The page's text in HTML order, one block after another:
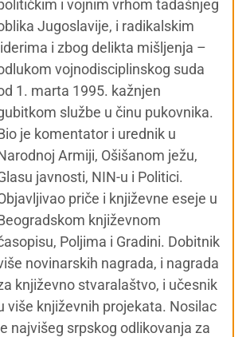
i vojnim vrhom tadašnjeg
Jugoslavije, i radikalskim
i zbog delikta mišljenja –
vojnodisciplinskog suda
1. marta 1995. kažnjen
službe u činu pukovnika.
je komentator i urednik u
Armiji, Ošišanom ježu,
javnosti, NIN-u i Politici.
priče i književne eseje u
književnom
Poljima i Gradini. Dobitnik
novinarskih nagrada, i nagrada
književno stvaralaštvo, i učesnik
više književnih projekata. Nosilac
najvišeg srpskog odlikovanja za